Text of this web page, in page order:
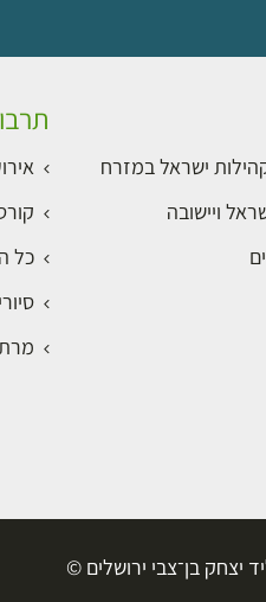
ישראל במזרח
ויישובה
כל
יצחק בן־צבי ירושלים ©